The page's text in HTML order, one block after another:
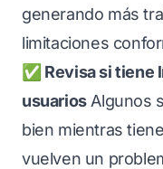
generando más
limitaciones
✅ Revisa si tiene
usuariosAlgunos
bien mientras
vuelven un